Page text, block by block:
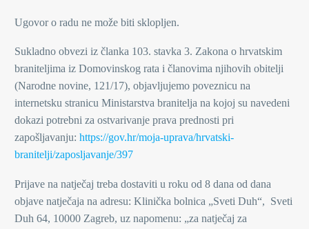
Ugovor o radu ne može biti sklopljen.
Sukladno obvezi iz članka 103. stavka 3. Zakona o hrvatskim
braniteljima iz Domovinskog rata i članovima njihovih obitelji
(Narodne novine, 121/17), objavljujemo poveznicu na
internetsku stranicu Ministarstva branitelja na kojoj su navedeni
dokazi potrebni za ostvarivanje prava prednosti pri
zapošljavanju: https://gov.hr/moja-uprava/hrvatski-
branitelji/zaposljavanje/397
Prijave na natječaj treba dostaviti u roku od 8 dana od dana
objave natječaja na adresu: Klinička bolnica „Sveti Duh“, Sveti
Duh 64, 10000 Zagreb, uz napomenu: „za natječaj za